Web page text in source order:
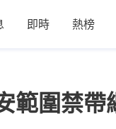
即時 熱榜
範圍禁